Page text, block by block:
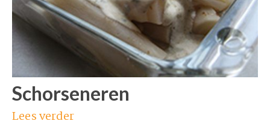
Schorseneren
Lees verder